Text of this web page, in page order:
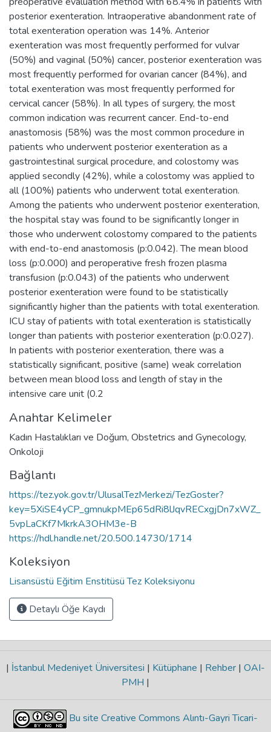
posterior exenteration. Intraoperative abandonment rate of
total exenteration operation was 14%. Anterior
exenteration was most frequently performed for vulvar
(50%) and vaginal (50%) cancer, posterior exenteration was
most frequently performed for ovarian cancer (84%), and
total exenteration was most frequently performed for
cervical cancer (58%). In all types of surgery, the most
common indication was recurrent cancer. End-to-end
anastomosis (58%) was the most common procedure in
patients who underwent posterior exenteration as a
gastrointestinal surgical procedure, and colostomy was
applied secondly (42%), while a colostomy was applied to
all (100%) patients who underwent total exenteration.
Among the patients who underwent posterior exenteration,
the hospital stay was found to be significantly longer in
those who underwent colostomy compared to the patients
with end-to-end anastomosis (p:0.042). The mean blood
loss (p:0.000) and peroperative fresh frozen plasma
transfusion (p:0.043) of the patients who underwent
posterior exenteration were found to be statistically
significantly higher than the patients with total exenteration.
ICU stay of patients with total exenteration is statistically
longer than patients with posterior exenteration (p:0.027).
In patients with posterior exenteration, there was a
statistically significant, positive (same) weak correlation
between mean blood loss and length of stay in the
intensive care unit (0.2
Anahtar Kelimeler
Kadın Hastalıkları ve Doğum, Obstetrics and Gynecology,
Onkoloji
Bağlantı
https://tez.yok.gov.tr/UlusalTezMerkezi/TezGoster?
key=5XiSE4yCP_gmnukpMEp65dRi8lJqvRECxgjDn7xWZ_
5vpLaCKf7MkrkA3OHM3e-B
https://hdl.handle.net/20.500.14730/1714
Koleksiyon
Lisansüstü Eğitim Enstitüsü Tez Koleksiyonu
Detaylı Öğe Kaydı
| İstanbul Medeniyet Üniversitesi | Kütüphane | Rehber | OAI-
PMH |
Bu site Creative Commons Alıntı-Gayri Ticari-